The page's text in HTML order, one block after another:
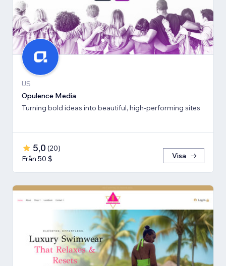
US
Opulence Media
Turning bold ideas into beautiful, high-performing sites
5,0 (20)
Från 50 $
Visa